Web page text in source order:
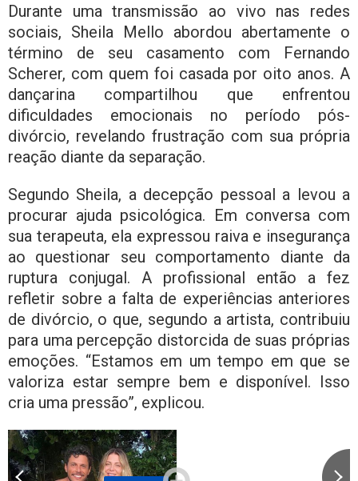
Durante uma transmissão ao vivo nas redes
sociais, Sheila Mello abordou abertamente o
término de seu casamento com Fernando
Scherer, com quem foi casada por oito anos. A
dançarina compartilhou que enfrentou
dificuldades emocionais no período pós-
divórcio, revelando frustração com sua própria
reação diante da separação.
Segundo Sheila, a decepção pessoal a levou a
procurar ajuda psicológica. Em conversa com
sua terapeuta, ela expressou raiva e insegurança
ao questionar seu comportamento diante da
ruptura conjugal. A profissional então a fez
refletir sobre a falta de experiências anteriores
de divórcio, o que, segundo a artista, contribuiu
para uma percepção distorcida de suas próprias
emoções. “Estamos em um tempo em que se
valoriza estar sempre bem e disponível. Isso
cria uma pressão”, explicou.